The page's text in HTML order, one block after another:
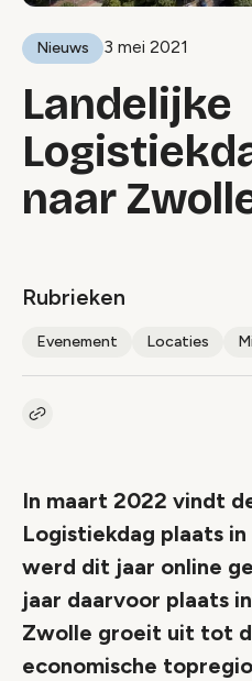
Nieuws 3 mei 2021
Landelijke
naar
Rubrieken
Evenement Locaties
Kopieer link naar artikel
In maart 2022 vindt
Logistiekdag plaats
werd dit jaar online
jaar daarvoor plaats
Zwolle groeit uit tot
economische